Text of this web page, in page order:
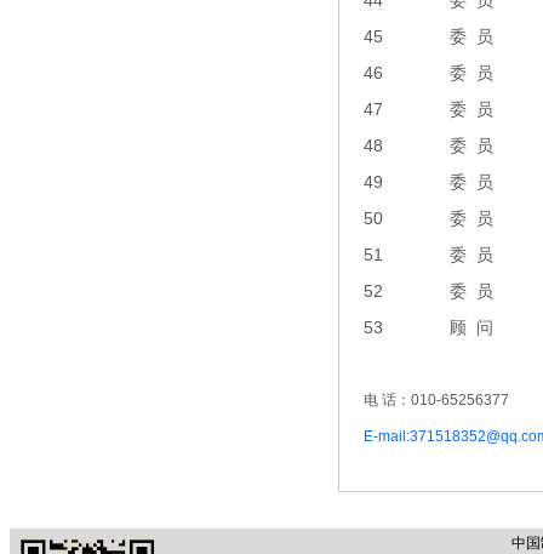
45
委 员
46
委 员
47
委 员
48
委 员
49
委 员
50
委 员
51
委 员
52
委 员
53
顾 问
电 话：010-65256377
E-
中